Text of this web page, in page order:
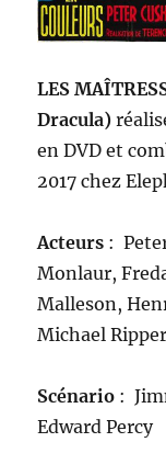
LES
Dracula)r
en DVD et
2017 chez
Acteurs :
Monlaur,
Malleson,
Michael
Scénario :
Edward Percy